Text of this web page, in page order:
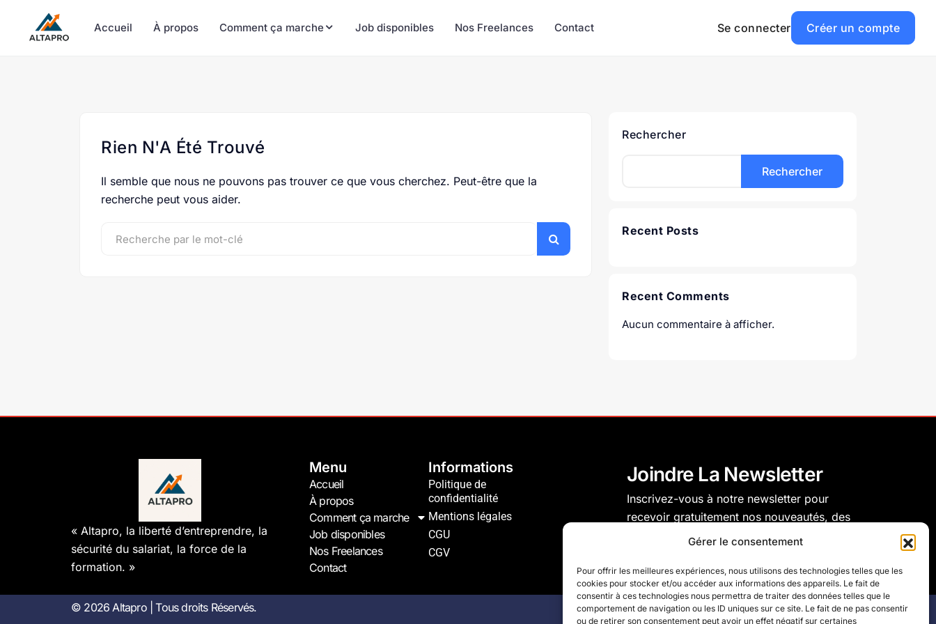
Gérer le consentement
Pour offrir les meilleures expériences, nous utilisons des technologies telles que les
cookies pour stocker et/ou accéder aux informations des appareils. Le fait de
consentir à ces technologies nous permettra de traiter des données telles que le
comportement de navigation ou les ID uniques sur ce site. Le fait de ne pas consentir
ou de retirer son consentement peut avoir un effet négatif sur certaines
Accueil À propos Comment ça marche Job disponibles Nos Freelances Contact Se connecter Créer un compte
Rien N'A Été Trouvé
Il semble que nous ne pouvons pas trouver ce que vous cherchez. Peut-être que la
recherche peut vous aider.
Rechercher
Rechercher
Recent Posts
Recent Comments
Aucun commentaire à afficher.
« Altapro, la liberté d’entreprendre, la
sécurité du salariat, la force de la
formation. »
Menu
Accueil
À propos
Comment ça marche
Job disponibles
Nos Freelances
Contact
Informations
Politique de
confidentialité
Mentions légales
CGU
CGV
Joindre La Newsletter
Inscrivez-vous à notre newsletter pour
recevoir gratuitement nos nouveautés, des
inspirations et bien plus encore.
S'inscrire
© 2026 Altapro | Tous droits Réservés.